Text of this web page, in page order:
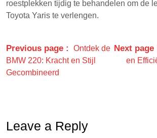
roestplekken tijdig te behandelen om de
Toyota Yaris te verlengen.
Previous page
Ontdek de
BMW 220: Kracht en Stijl
Gecombineerd
Next page
en
Leave a Reply